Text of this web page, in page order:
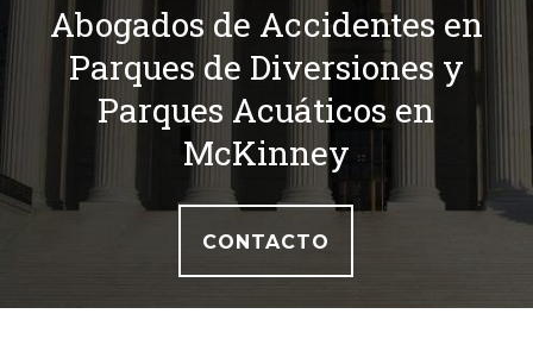
Abogados de Accidentes en
Parques de Diversiones y
Parques Acuáticos en
McKinney
CONTACTO